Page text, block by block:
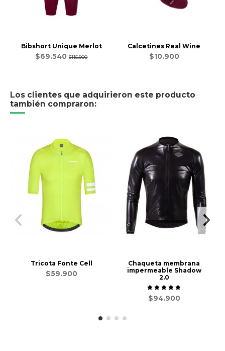
Bibshort Unique Merlot
$69.540$115.900
Calcetines Real Wine
$10.900
Los clientes que adquirieron este producto
también compraron:
Tricota Fonte Cell
$59.900
Chaqueta membrana
impermeable Shadow
2.0
$94.900